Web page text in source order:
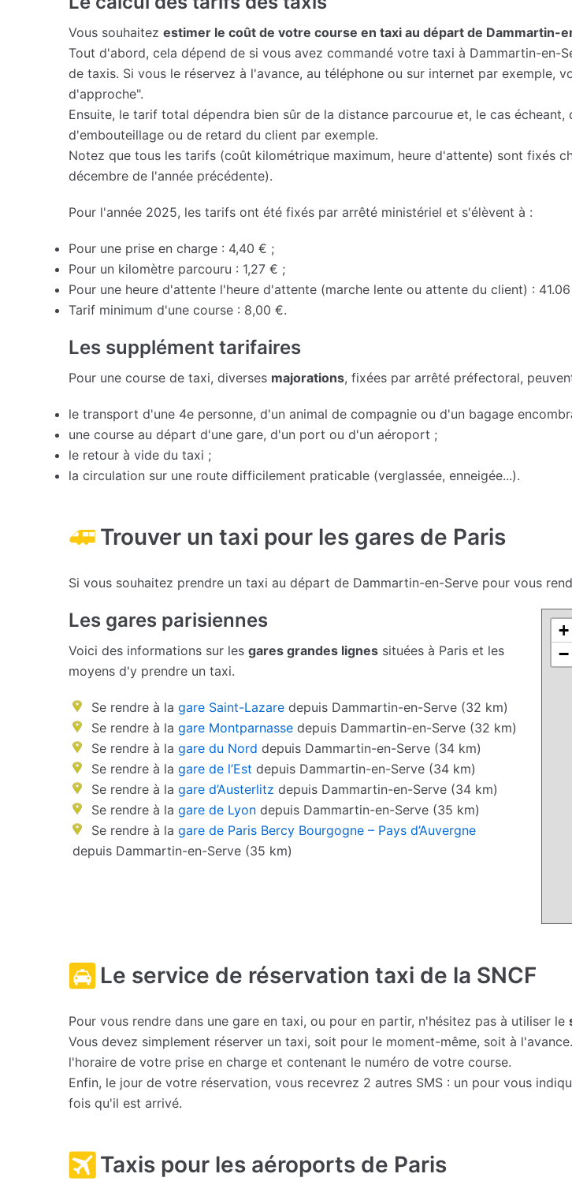
Vous souhaitez estimer le coût de votre course en taxi au départ de Dammartin-
Tout d'abord, cela dépend de si vous avez commandé votre taxi à Dammartin-en-
de taxis. Si vous le réservez à l'avance, au téléphone ou sur internet par exemple,
d'approche".
Ensuite, le tarif total dépendra bien sûr de la distance parcourue et, le cas
d'embouteillage ou de retard du client par exemple.
Notez que tous les tarifs (coût kilométrique maximum, heure d'attente) sont fixés
décembre de l'année précédente).
Pour l'année 2025, les tarifs ont été fixés par arrêté ministériel et s'élèvent à :
Pour une prise en charge : 4,40 € ;
Pour un kilomètre parcouru : 1,27 € ;
Pour une heure d'attente l'heure d'attente (marche lente ou attente du client) :
Tarif minimum d'une course : 8,00 €.
Les supplément tarifaires
Pour une course de taxi, diverses majorations, fixées par arrêté préfectoral,
le transport d'une 4e personne, d'un animal de compagnie ou d'un bagage
une course au départ d'une gare, d'un port ou d'un aéroport ;
le retour à vide du taxi ;
la circulation sur une route difficilement praticable (verglassée, enneigée...).
Trouver un taxi pour les gares de Paris
Si vous souhaitez prendre un taxi au départ de Dammartin-en-Serve pour vous
Les gares parisiennes
Voici des informations sur les gares grandes lignes situées à Paris et les
moyens d'y prendre un taxi.
Se rendre à la gare Saint-Lazare depuis Dammartin-en-Serve (32 km)
Se rendre à la gare Montparnasse depuis Dammartin-en-Serve (32 km)
Se rendre à la gare du Nord depuis Dammartin-en-Serve (34 km)
Se rendre à la gare de l’Est depuis Dammartin-en-Serve (34 km)
Se rendre à la gare d’Austerlitz depuis Dammartin-en-Serve (34 km)
Se rendre à la gare de Lyon depuis Dammartin-en-Serve (35 km)
Se rendre à la gare de Paris Bercy Bourgogne – Pays d’Auvergne
depuis Dammartin-en-Serve (35 km)
+
−
Le service de réservation taxi de la SNCF
Pour vous rendre dans une gare en taxi, ou pour en partir, n'hésitez pas à utiliser le
Vous devez simplement réserver un taxi, soit pour le moment-même, soit à
l'horaire de votre prise en charge et contenant le numéro de votre course.
Enfin, le jour de votre réservation, vous recevrez 2 autres SMS : un pour vous
fois qu'il est arrivé.
Taxis pour les aéroports de Paris